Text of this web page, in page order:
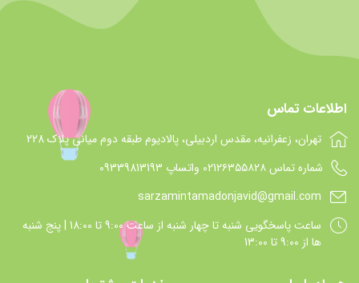
اطلاعات تماس
تهران، زعفرانیه، مقدس اردبیلی، پالادیوم طبقه دوم میانی پلاک 228
شماره تماس 021۲۶۳۵۵۸۲۸ واتساپ 09339813193
sarzamintamadonjavid@gmail.com
ساعت پاسخگويي شنبه تا چهار شنبه از ساعت 9:00 تا 18:00 | پنج شنبه
ها از 9:00 تا 13:00